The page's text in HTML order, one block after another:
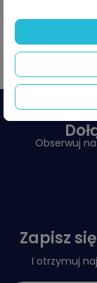
Obserwuj
Zapisz
I otrzymuj